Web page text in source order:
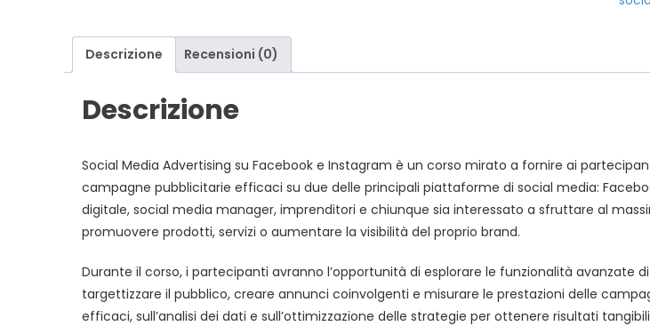
Descrizione Recensioni (0)
Descrizione
Social Media Advertising su Facebook e Instagram è un corso mirato a fornire ai
campagne pubblicitarie efficaci su due delle principali piattaforme di social media:
digitale, social media manager, imprenditori e chiunque sia interessato a sfruttare al
promuovere prodotti, servizi o aumentare la visibilità del proprio brand.
Durante il corso, i partecipanti avranno l’opportunità di esplorare le funzionalità avanzate
targettizzare il pubblico, creare annunci coinvolgenti e misurare le prestazioni delle
efficaci, sull’analisi dei dati e sull’ottimizzazione delle strategie per ottenere risultati